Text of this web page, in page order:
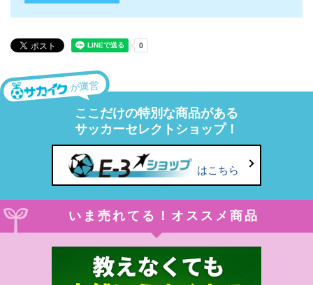
が運営
ここだけの特別な商品がある
サッカーセレクトショップ！
はこちら
いま売れてる！オススメ商品